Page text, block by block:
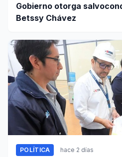
Gobierno otorga
Betssy Chávez
POLÍTICA hace 2 días